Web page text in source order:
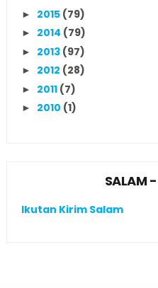
► 2015 (79)
► 2014 (79)
► 2013 (97)
► 2012 (28)
► 2011 (7)
► 2010 (1)
SALAM
Ikutan Kirim Salam